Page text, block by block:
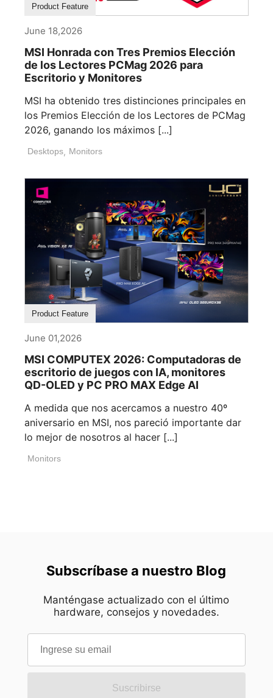
Product Feature
June 18,2026
MSI Honrada con Tres Premios Elección
de los Lectores PCMag 2026 para
Escritorio y Monitores
MSI ha obtenido tres distinciones principales en
los Premios Elección de los Lectores de PCMag
2026, ganando los máximos [...]
Desktops, Monitors
Product Feature
June 01,2026
MSI COMPUTEX 2026: Computadoras de
escritorio de juegos con IA, monitores
QD-OLED y PC PRO MAX Edge AI
A medida que nos acercamos a nuestro 40º
aniversario en MSI, nos pareció importante dar
lo mejor de nosotros al hacer [...]
Monitors
Subscríbase a nuestro Blog
Manténgase actualizado con el último
hardware, consejos y novedades.
Suscribirse